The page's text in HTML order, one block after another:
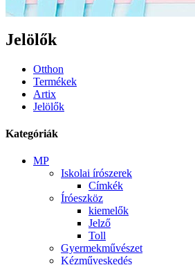
Jelölők
Otthon
Termékek
Artix
Jelölők
Kategóriák
MP
Iskolai írószerek
Címkék
Íróeszköz
kiemelők
Jelző
Toll
Gyermekművészet
Kézműveskedés